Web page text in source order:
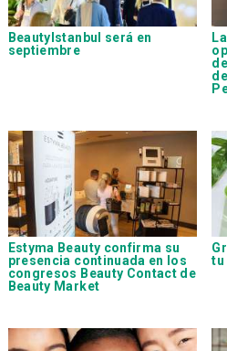
BeautyIstanbul será en
septiembre
Estyma Beauty confirma su
presencia continuada en los
congresos Beauty Contact de
Beauty Market
tu